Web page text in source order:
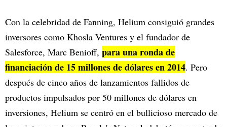
Con la celebridad de Fanning, Helium consiguió grandes
inversores como Khosla Ventures y el fundador de
Salesforce, Marc Benioff, para una ronda de
financiación de 15 millones de dólares en 2014. Pero
después de cinco años de lanzamientos fallidos de
productos impulsados por 50 millones de dólares en
inversiones, Helium se centró en el bullicioso mercado de